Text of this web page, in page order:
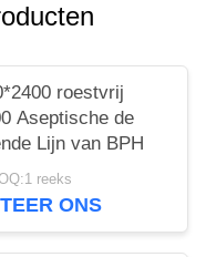
roestvrij
Aseptische de
Lijn van BPH
reeks
ONS